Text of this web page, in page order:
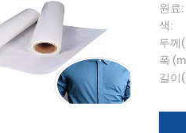
원료:
색:
두께
폭
길이